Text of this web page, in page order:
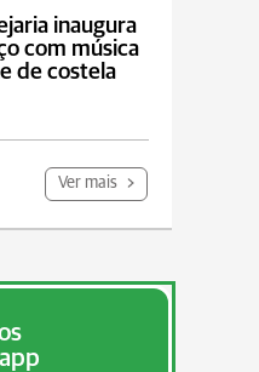
inaugura
com música
de costela
Ver mais